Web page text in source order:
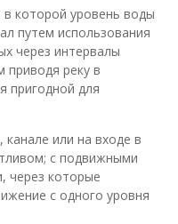
в которой уровень воды
путем использования
через интервалы
приводя реку в
пригодной для
или на входе в
с подвижными
через которые
с одного уровня